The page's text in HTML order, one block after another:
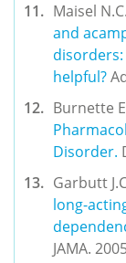
Maisel
and
helpful?
Burnette
Disorder.
Garbutt
long-
JAMA.